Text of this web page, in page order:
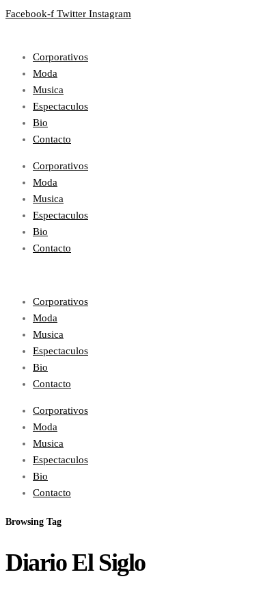
Facebook-f Twitter Instagram
Corporativos
Moda
Musica
Espectaculos
Bio
Contacto
Corporativos
Moda
Musica
Espectaculos
Bio
Contacto
Corporativos
Moda
Musica
Espectaculos
Bio
Contacto
Corporativos
Moda
Musica
Espectaculos
Bio
Contacto
Browsing Tag
Diario El Siglo